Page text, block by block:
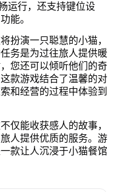
运行，还支持键位设
能。
扮演一只聪慧的小猫，
务是为过往旅人提供暖
您还可以倾听他们的奇
款游戏结合了温馨的对
和经营的过程中体验到
仅能收获感人的故事，
人提供优质的服务。游
款让人沉浸于小猫餐馆